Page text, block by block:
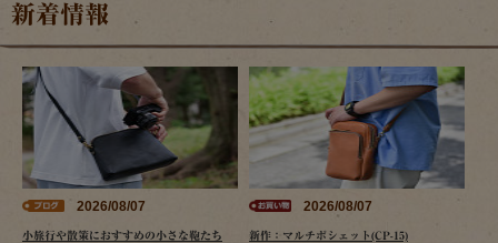
新着情報
2026/08/07
小旅行や散策におすすめの小さな鞄たち
2026/08/07
新作：マルチポシェット(CP-15)